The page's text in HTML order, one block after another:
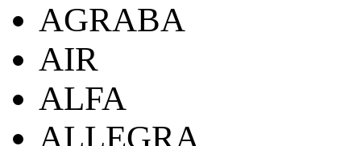
AGRABA
AIR
ALFA
ALLEGRA